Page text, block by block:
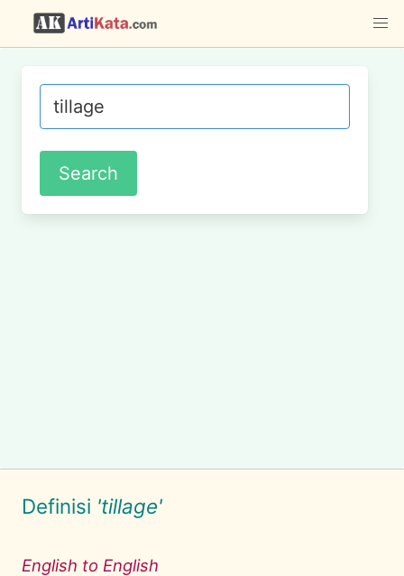
Definisi 'tillage'
English to English